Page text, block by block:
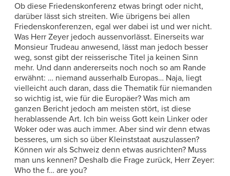
Ob diese Friedenskonferenz etwas bringt oder nicht,
darüber lässt sich streiten. Wie übrigens bei allen
Friedenskonferenzen, egal wer dabei ist und wer nicht.
Was Herr Zeyer jedoch aussenvorlässt. Einerseits war
Monsieur Trudeau anwesend, lässt man jedoch besser
weg, sonst gibt der reisserische Titel ja keinen Sinn
mehr. Und dann andererseits noch noch so am Rande
erwähnt: … niemand ausserhalb Europas… Naja, liegt
vielleicht auch daran, dass die Thematik für niemanden
so wichtig ist, wie für die Europäer? Was mich am
ganzen Bericht jedoch am meisten stört, ist diese
herablassende Art. Ich bin weiss Gott kein Linker oder
Woker oder was auch immer. Aber sind wir denn etwas
besseres, um sich so über Kleinststaat auszulassen?
Können wir als Schweiz denn etwas ausrichten? Muss
man uns kennen? Deshalb die Frage zurück, Herr Zeyer:
Who the f… are you?